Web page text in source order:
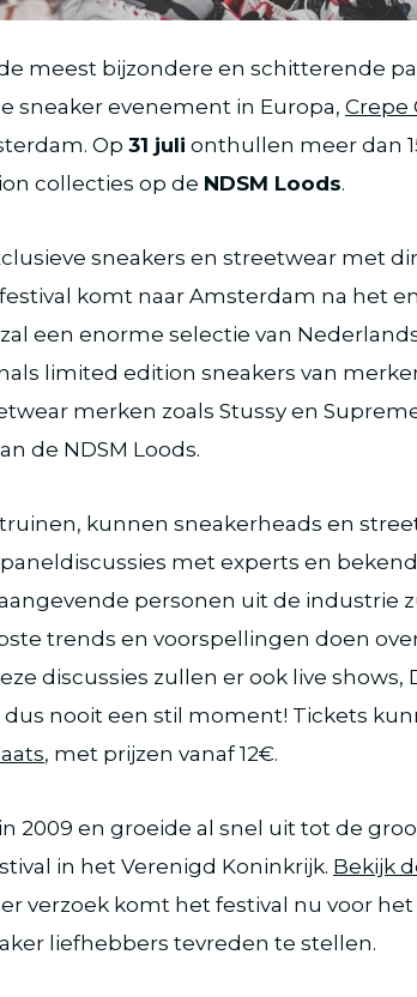
meest bijzondere en schitterende
sneaker evenement in Europa, Crepe
Op 31 juli onthullen meer dan
collecties op de NDSM Loods.
sneakers en streetwear met
komt naar Amsterdam na het
een enorme selectie van
limited edition sneakers van
merken zoals Stussy en
de NDSM Loods.
kunnen sneakerheads en
met experts en
personen uit de industrie
trends en voorspellingen doen
discussies zullen er ook live shows,
dus nooit een stil moment! Tickets
, met prijzen vanaf 12€.
2009 en groeide al snel uit tot de
in het Verenigd Koninkrijk. Bekijk
verzoek komt het festival nu voor
liefhebbers tevreden te stellen.